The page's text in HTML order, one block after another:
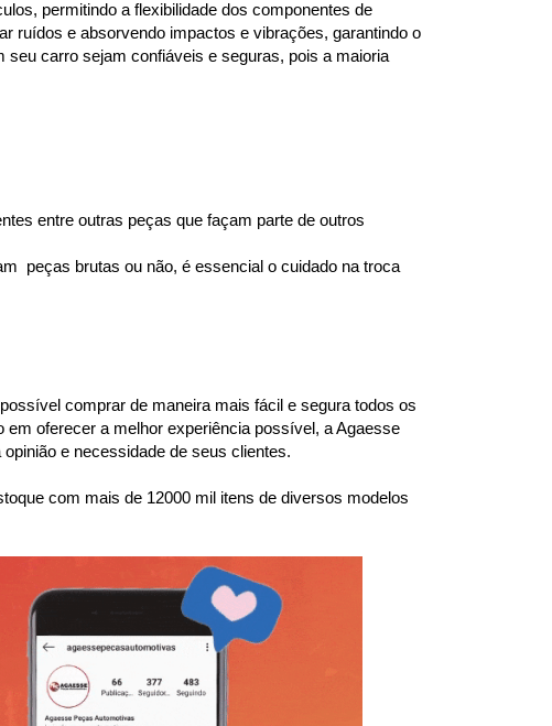
permitindo a flexibilidade dos componentes de
ruídos e absorvendo impactos e vibrações, garantindo o
carro sejam confiáveis e seguras, pois a maioria
entre outras peças que façam parte de outros
peças brutas ou não, é essencial o cuidado na troca
comprar de maneira mais fácil e segura todos os
oferecer a melhor experiência possível, a Agaesse
e necessidade de seus clientes.
com mais de 12000 mil itens de diversos modelos